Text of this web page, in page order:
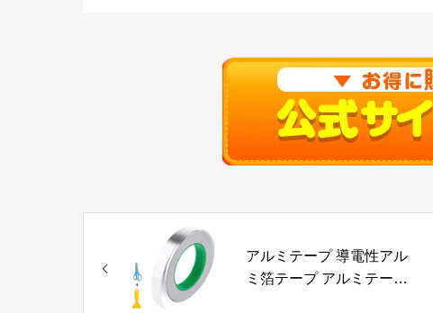
アルミテープ 導電性アル
ミ箔テープ アルミテープ